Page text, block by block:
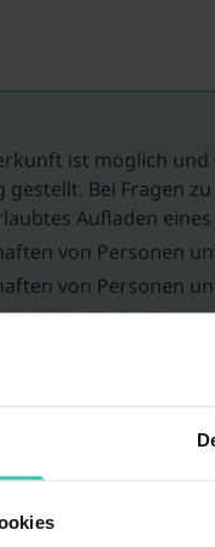
ist möglich
Bei Fragen
Aufladen
von Personen
von Personen
22:00 Uhr in